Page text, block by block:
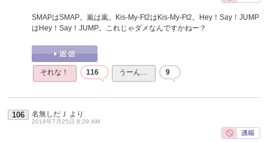
SMAPはSMAP。嵐は嵐。Kis-My-Ft2はKis-My-Ft2。Hey！Say！JUMP
はHey！Say！JUMP。これじゃダメなんですかねー？
それな！ 116 うーん… 9
106 名無しだＪ より
2016年7月25日 8:29 AM